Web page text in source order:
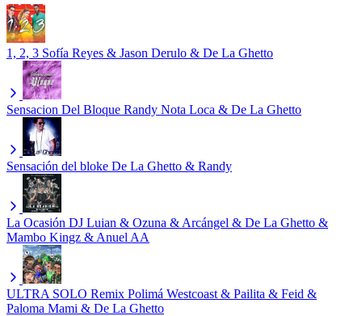
1, 2, 3 Sofía Reyes & Jason Derulo & De La Ghetto
Sensacion Del Bloque Randy Nota Loca & De La Ghetto
Sensación del bloke De La Ghetto & Randy
La Ocasión DJ Luian & Ozuna & Arcángel & De La Ghetto &
Mambo Kingz & Anuel AA
ULTRA SOLO Remix Polimá Westcoast & Pailita & Feid &
Paloma Mami & De La Ghetto